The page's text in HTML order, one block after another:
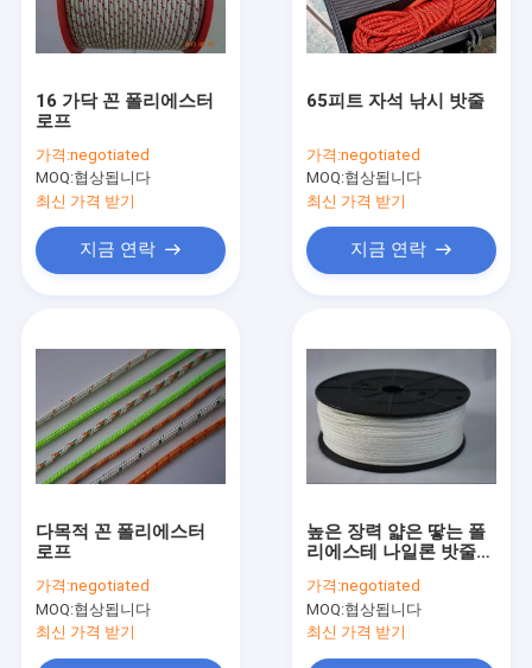
16 가닥 꼰 폴리에스터
로프
가격:negotiated
MOQ:협상됩니다
최신 가격 받기
지금 연락
65피트 자석 낚시 밧줄
가격:negotiated
MOQ:협상됩니다
최신 가격 받기
지금 연락
다목적 꼰 폴리에스터
로프
가격:negotiated
MOQ:협상됩니다
최신 가격 받기
높은 장력 얇은 땋는 폴
리에스테 나일론 밧줄
가격:negotiated
MOQ:협상됩니다
최신 가격 받기